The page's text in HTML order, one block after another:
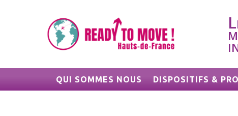
QUI SOMMES NOUS DISPOSITIFS &